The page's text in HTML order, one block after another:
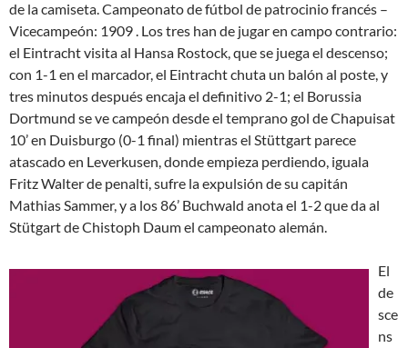
de la camiseta. Campeonato de fútbol de patrocinio francés –
Vicecampeón: 1909 . Los tres han de jugar en campo contrario:
el Eintracht visita al Hansa Rostock, que se juega el descenso;
con 1-1 en el marcador, el Eintracht chuta un balón al poste, y
tres minutos después encaja el definitivo 2-1; el Borussia
Dortmund se ve campeón desde el temprano gol de Chapuisat
10’ en Duisburgo (0-1 final) mientras el Stüttgart parece
atascado en Leverkusen, donde empieza perdiendo, iguala
Fritz Walter de penalti, sufre la expulsión de su capitán
Mathias Sammer, y a los 86’ Buchwald anota el 1-2 que da al
Stütgart de Chistoph Daum el campeonato alemán.
El
de
sce
ns